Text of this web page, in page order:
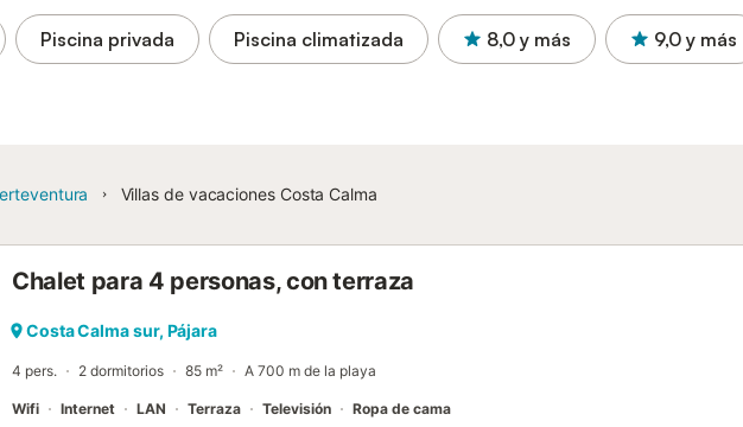
Piscina privada Piscina climatizada 8,0 y más 9,0 y más
Villas de vacaciones Costa Calma
Chalet para 4 personas, con terraza
Costa Calma sur, Pájara
4 pers. 2 dormitorios 85 m² A 700 m de la playa
Wifi Internet LAN Terraza Televisión Ropa de cama